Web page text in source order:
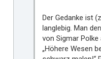
Der Gedanke ist
langlebig. Man
von Sigmar
„Höhere Wesen